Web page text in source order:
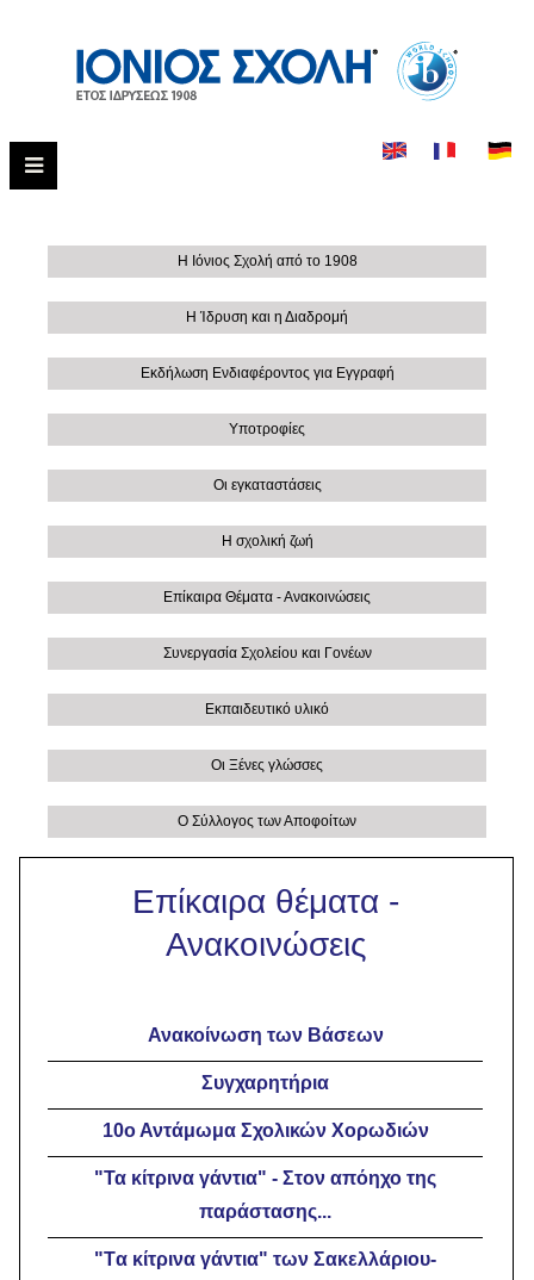
Η Ιόνιος Σχολή από το 1908
Η Ίδρυση και η Διαδρομή
Εκδήλωση Ενδιαφέροντος για Εγγραφή
Υποτροφίες
Οι εγκαταστάσεις
Η σχολική ζωή
Επίκαιρα Θέματα - Ανακοινώσεις
Συνεργασία Σχολείου και Γονέων
Εκπαιδευτικό υλικό
Οι Ξένες γλώσσες
Ο Σύλλογος των Αποφοίτων
Επίκαιρα θέματα -
Ανακοινώσεις
Ανακοίνωση των Βάσεων
Συγχαρητήρια
10ο Αντάμωμα Σχολικών Χορωδιών
"Τα κίτρινα γάντια" - Στον απόηχο της
παράστασης...
"Tα κίτρινα γάντια" των Σακελλάριου-